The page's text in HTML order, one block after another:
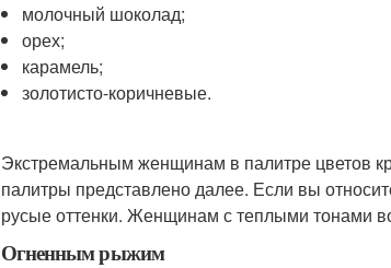
молочный шоколад;
орех;
карамель;
золотисто-коричневые.
Экстремальным женщинам в палитре цветов
палитры представлено далее. Если вы
русые оттенки. Женщинам с теплыми тонами
Огненным рыжим